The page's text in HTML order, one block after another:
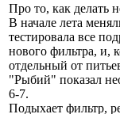
Про то, как делать
В начале лета
тестировала все
нового фильтра, и,
отдельный от
"Рыбий" показал
6-7.
Подыхает фильтр,